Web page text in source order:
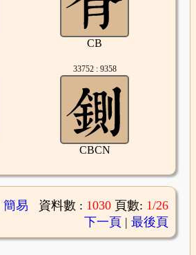
CB
33752 : 9358
CBCN
簡易 資料數 : 1030 頁數: 1/26
下一頁 | 最後頁